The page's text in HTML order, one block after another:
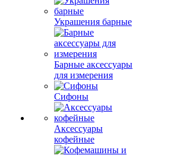
Украшения барные
Барные аксессуары
для измерения
Сифоны
Аксессуары
кофейные